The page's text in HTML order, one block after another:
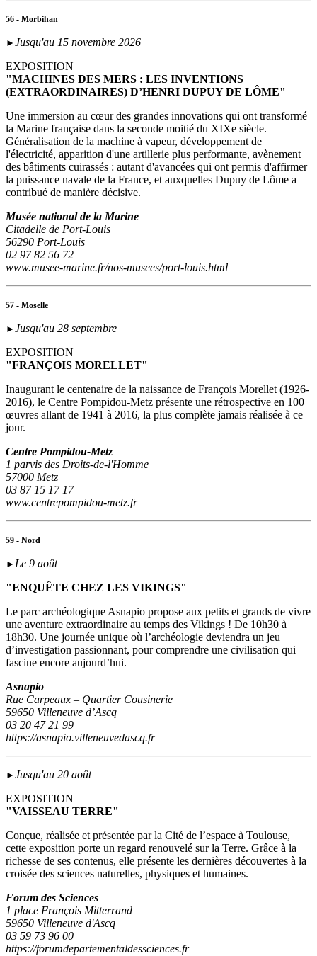
56 - Morbihan
► Jusqu'au 15 novembre 2026
EXPOSITION
"MACHINES DES MERS : LES INVENTIONS
(EXTRAORDINAIRES) D’HENRI DUPUY DE LÔME"
Une immersion au cœur des grandes innovations qui ont transformé
la Marine française dans la seconde moitié du XIXe siècle.
Généralisation de la machine à vapeur, développement de
l'électricité, apparition d'une artillerie plus performante, avènement
des bâtiments cuirassés : autant d'avancées qui ont permis d'affirmer
la puissance navale de la France, et auxquelles Dupuy de Lôme a
contribué de manière décisive.
Musée national de la Marine
Citadelle de Port-Louis
56290 Port-Louis
02 97 82 56 72
www.musee-marine.fr/nos-musees/port-louis.html
57 - Moselle
► Jusqu'au 28 septembre
EXPOSITION
"FRANÇOIS MORELLET"
Inaugurant le centenaire de la naissance de François Morellet (1926-
2016), le Centre Pompidou-Metz présente une rétrospective en 100
œuvres allant de 1941 à 2016, la plus complète jamais réalisée à ce
jour.
Centre Pompidou-Metz
1 parvis des Droits-de-l'Homme
57000 Metz
03 87 15 17 17
www.centrepompidou-metz.fr
59 - Nord
► Le 9 août
"ENQUÊTE CHEZ LES VIKINGS"
Le parc archéologique Asnapio propose aux petits et grands de vivre
une aventure extraordinaire au temps des Vikings ! De 10h30 à
18h30. Une journée unique où l’archéologie deviendra un jeu
d’investigation passionnant, pour comprendre une civilisation qui
fascine encore aujourd’hui.
Asnapio
Rue Carpeaux – Quartier Cousinerie
59650 Villeneuve d’Ascq
03 20 47 21 99
https://asnapio.villeneuvedascq.fr
► Jusqu'au 20 août
EXPOSITION
"VAISSEAU TERRE"
Conçue, réalisée et présentée par la Cité de l’espace à Toulouse,
cette exposition porte un regard renouvelé sur la Terre. Grâce à la
richesse de ses contenus, elle présente les dernières découvertes à la
croisée des sciences naturelles, physiques et humaines.
Forum des Sciences
1 place François Mitterrand
59650 Villeneuve d'Ascq
03 59 73 96 00
https://forumdepartementaldessciences.fr